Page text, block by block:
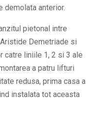
demolata anterior.
pietonal intre
Demetriade si
catre liniile 1, 2 si 3 ale
a patru lifturi
redusa, prima casa a
instalata tot aceasta